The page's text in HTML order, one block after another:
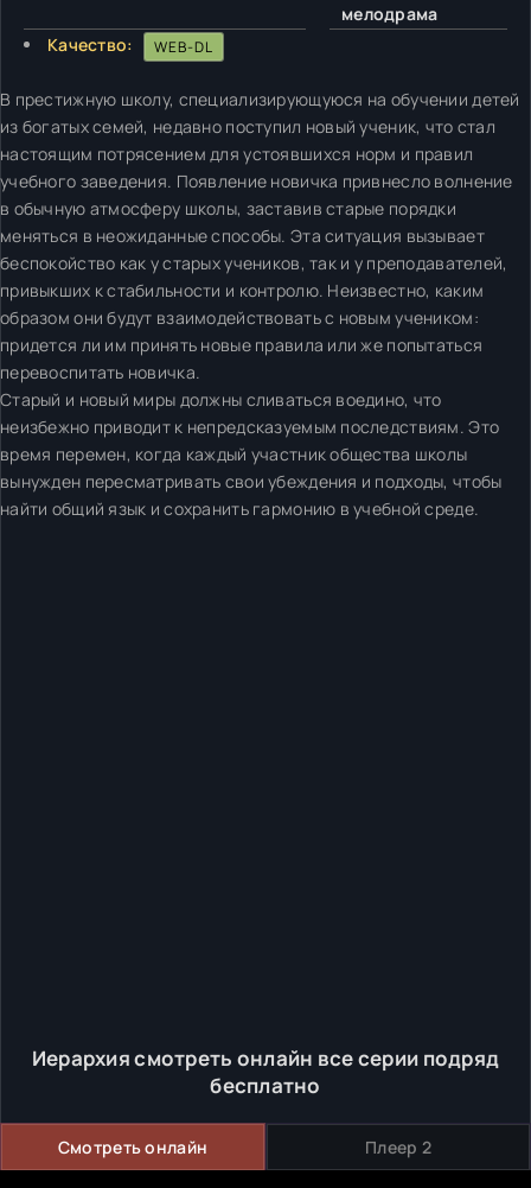
мелодрама
Качество:
WEB-DL
В престижную школу, специализирующуюся на обучении детей
из богатых семей, недавно поступил новый ученик, что стал
настоящим потрясением для устоявшихся норм и правил
учебного заведения. Появление новичка привнесло волнение
в обычную атмосферу школы, заставив старые порядки
меняться в неожиданные способы. Эта ситуация вызывает
беспокойство как у старых учеников, так и у преподавателей,
привыкших к стабильности и контролю. Неизвестно, каким
образом они будут взаимодействовать с новым учеником:
придется ли им принять новые правила или же попытаться
перевоспитать новичка.
Старый и новый миры должны сливаться воедино, что
неизбежно приводит к непредсказуемым последствиям. Это
время перемен, когда каждый участник общества школы
вынужден пересматривать свои убеждения и подходы, чтобы
найти общий язык и сохранить гармонию в учебной среде.
Иерархия смотреть онлайн все серии подряд
бесплатно
Смотреть онлайн Плеер 2